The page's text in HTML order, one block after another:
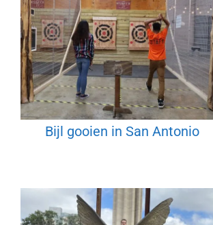
Bijl gooien in San Antonio